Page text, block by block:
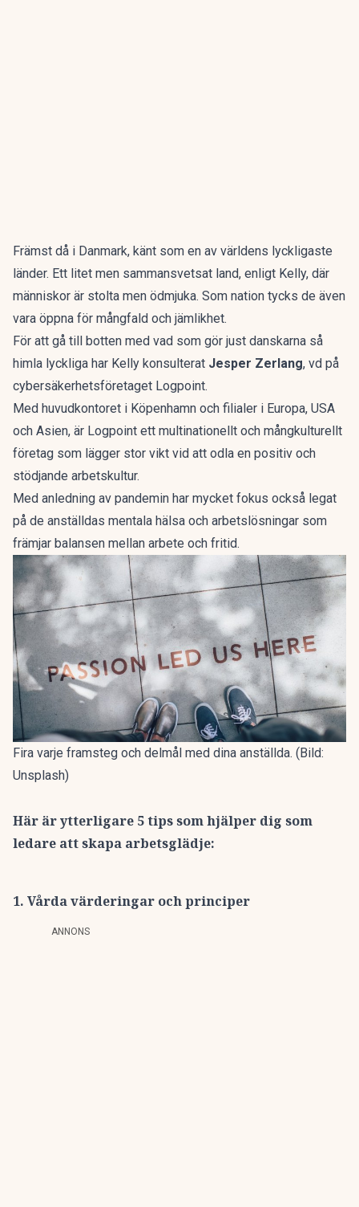
Främst då i Danmark, känt som en av världens lyckligaste
länder. Ett litet men sammansvetsat land, enligt Kelly, där
människor är stolta men ödmjuka. Som nation tycks de även
vara öppna för mångfald och jämlikhet.
För att gå till botten med vad som gör just danskarna så
himla lyckliga har Kelly konsulterat Jesper Zerlang, vd på
cybersäkerhetsföretaget Logpoint.
Med huvudkontoret i Köpenhamn och filialer i Europa, USA
och Asien, är Logpoint ett multinationellt och mångkulturellt
företag som lägger stor vikt vid att odla en positiv och
stödjande arbetskultur.
Med anledning av pandemin har mycket fokus också legat
på de anställdas mentala hälsa och arbetslösningar som
främjar balansen mellan arbete och fritid.
Fira varje framsteg och delmål med dina anställda. (Bild:
Unsplash)
Här är ytterligare 5 tips som hjälper dig som
ledare att skapa arbetsglädje:
1. Vårda värderingar och principer
ANNONS